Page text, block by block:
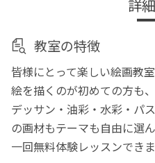
詳
教室の特徴
皆様にとって楽しい絵画教
絵を描くのが初めての方も
デッサン・油彩・水彩・パ
の画材もテーマも自由に選
一回無料体験レッスンできま